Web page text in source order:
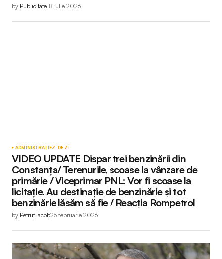
by Publicitate18 iulie 2026
ADMINISTRAȚIEZI DE ZI
VIDEO UPDATE Dispar trei benzinării din
Constanța/ Terenurile, scoase la vânzare de
primărie / Viceprimar PNL: Vor fi scoase la
licitație. Au destinație de benzinărie și tot
benzinărie lăsăm să fie / Reacția Rompetrol
by Petruț Iacob25 februarie 2026